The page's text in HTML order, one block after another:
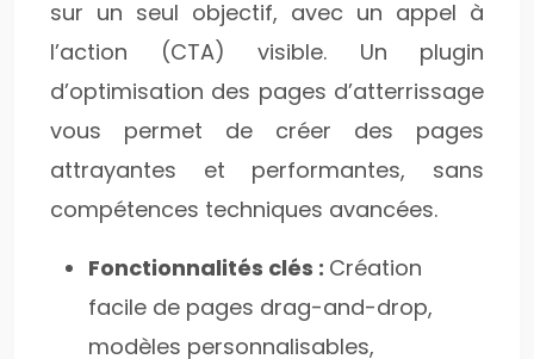
sur un seul objectif, avec un appel à
l’action (CTA) visible. Un plugin
d’optimisation des pages d’atterrissage
vous permet de créer des pages
attrayantes et performantes, sans
compétences techniques avancées.
Fonctionnalités clés : Création
facile de pages drag-and-drop,
modèles personnalisables,